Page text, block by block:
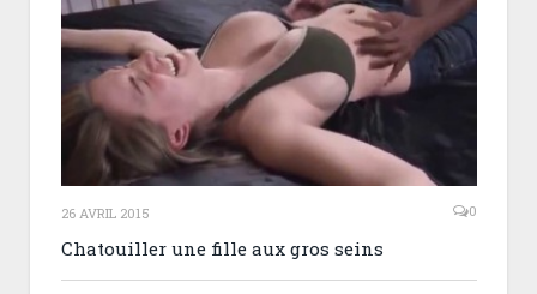
26 AVRIL 2015 0
Chatouiller une fille aux gros seins